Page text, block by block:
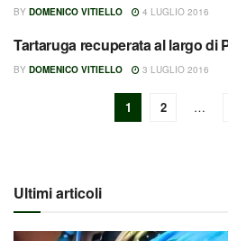
BY DOMENICO VITIELLO 4 LUGLIO 2016
RITROVAMENTI TARTARUGHE
Tartaruga recuperata al largo di
BY DOMENICO VITIELLO 3 LUGLIO 2016
1 2 …
Ultimi articoli